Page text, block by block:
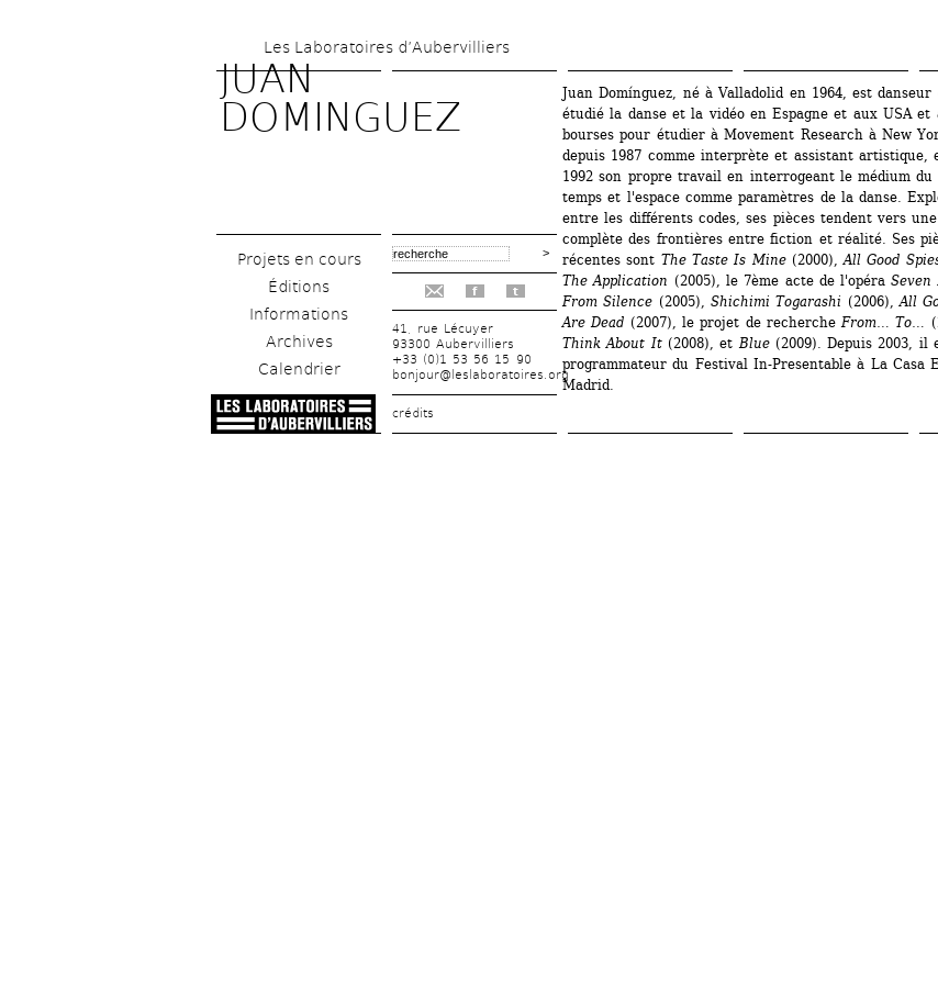
contenu
principal
Les Laboratoires d’Aubervilliers
JUAN
DOMINGUEZ
Projets en cours
Éditions
Informations
Archives
Calendrier
f t
41, rue Lécuyer
93300 Aubervilliers
+33 (0)1 53 56 15 90
bonjour@leslaboratoires.org
crédits
Juan Domínguez, né à Valladolid en 1964, est
étudié la danse et la vidéo en Espagne et aux USA
bourses pour étudier à Movement Research à New
depuis 1987 comme interprète et assistant artistique,
1992 son propre travail en interrogeant le médium
temps et l'espace comme paramètres de la danse.
entre les différents codes, ses pièces tendent vers
complète des frontières entre fiction et réalité. Ses
récentes sont The Taste Is Mine(2000), All Good
The Application (2005), le 7ème acte de l'opéra Seven
From Silence (2005), Shichimi Togarashi (2006), All
Are Dead (2007), le projet de recherche From… To…
Think About It(2008), et Blue(2009). Depuis 2003, il
programmateur du Festival In-Presentable à La Casa
Madrid.